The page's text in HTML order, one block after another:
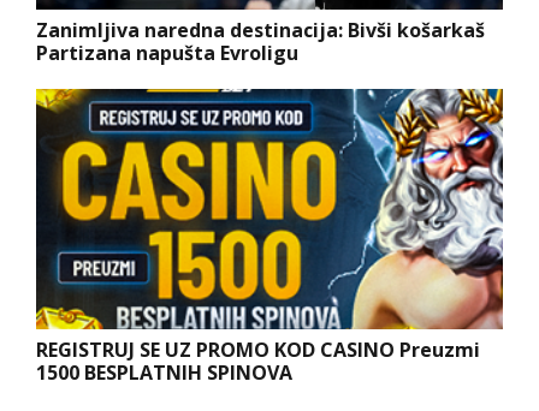
Zanimljiva naredna destinacija: Bivši košarkaš
Partizana napušta Evroligu
REGISTRUJ SE UZ PROMO KOD CASINO Preuzmi
1500 BESPLATNIH SPINOVA